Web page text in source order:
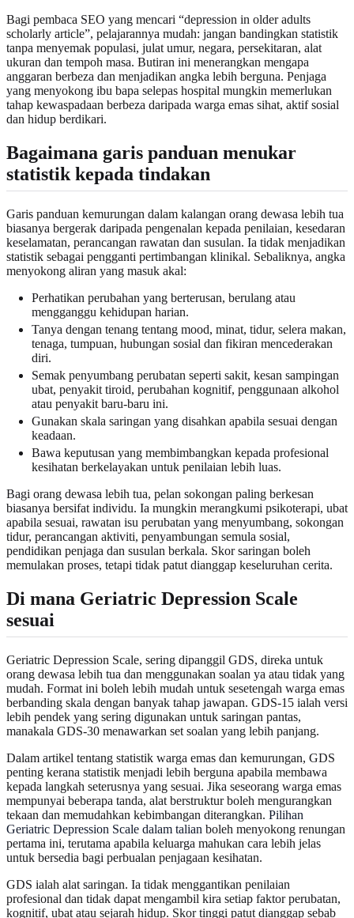
Bagi pembaca SEO yang mencari “depression in older adults
scholarly article”, pelajarannya mudah: jangan bandingkan statistik
tanpa menyemak populasi, julat umur, negara, persekitaran, alat
ukuran dan tempoh masa. Butiran ini menerangkan mengapa
anggaran berbeza dan menjadikan angka lebih berguna. Penjaga
yang menyokong ibu bapa selepas hospital mungkin memerlukan
tahap kewaspadaan berbeza daripada warga emas sihat, aktif sosial
dan hidup berdikari.
Bagaimana garis panduan menukar
statistik kepada tindakan
Garis panduan kemurungan dalam kalangan orang dewasa lebih tua
biasanya bergerak daripada pengenalan kepada penilaian, kesedaran
keselamatan, perancangan rawatan dan susulan. Ia tidak menjadikan
statistik sebagai pengganti pertimbangan klinikal. Sebaliknya, angka
menyokong aliran yang masuk akal:
Perhatikan perubahan yang berterusan, berulang atau
mengganggu kehidupan harian.
Tanya dengan tenang tentang mood, minat, tidur, selera makan,
tenaga, tumpuan, hubungan sosial dan fikiran mencederakan
diri.
Semak penyumbang perubatan seperti sakit, kesan sampingan
ubat, penyakit tiroid, perubahan kognitif, penggunaan alkohol
atau penyakit baru-baru ini.
Gunakan skala saringan yang disahkan apabila sesuai dengan
keadaan.
Bawa keputusan yang membimbangkan kepada profesional
kesihatan berkelayakan untuk penilaian lebih luas.
Bagi orang dewasa lebih tua, pelan sokongan paling berkesan
biasanya bersifat individu. Ia mungkin merangkumi psikoterapi, ubat
apabila sesuai, rawatan isu perubatan yang menyumbang, sokongan
tidur, perancangan aktiviti, penyambungan semula sosial,
pendidikan penjaga dan susulan berkala. Skor saringan boleh
memulakan proses, tetapi tidak patut dianggap keseluruhan cerita.
Di mana Geriatric Depression Scale
sesuai
Geriatric Depression Scale, sering dipanggil GDS, direka untuk
orang dewasa lebih tua dan menggunakan soalan ya atau tidak yang
mudah. Format ini boleh lebih mudah untuk sesetengah warga emas
berbanding skala dengan banyak tahap jawapan. GDS-15 ialah versi
lebih pendek yang sering digunakan untuk saringan pantas,
manakala GDS-30 menawarkan set soalan yang lebih panjang.
Dalam artikel tentang statistik warga emas dan kemurungan, GDS
penting kerana statistik menjadi lebih berguna apabila membawa
kepada langkah seterusnya yang sesuai. Jika seseorang warga emas
mempunyai beberapa tanda, alat berstruktur boleh mengurangkan
tekaan dan memudahkan kebimbangan diterangkan. Pilihan
Geriatric Depression Scale dalam talian boleh menyokong renungan
pertama ini, terutama apabila keluarga mahukan cara lebih jelas
untuk bersedia bagi perbualan penjagaan kesihatan.
GDS ialah alat saringan. Ia tidak menggantikan penilaian
profesional dan tidak dapat mengambil kira setiap faktor perubatan,
kognitif, ubat atau sejarah hidup. Skor tinggi patut dianggap sebab